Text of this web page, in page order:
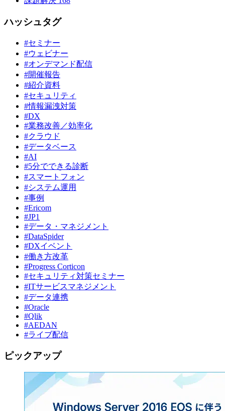
ハッシュタグ
#セミナー
#ウェビナー
#オンデマンド配信
#開催報告
#紹介資料
#セキュリティ
#情報漏洩対策
#DX
#業務改善／効率化
#クラウド
#データベース
#AI
#5分でできる診断
#スマートフォン
#システム運用
#事例
#Ericom
#JP1
#データ・マネジメント
#DataSpider
#DXイベント
#働き方改革
#Progress Corticon
#セキュリティ対策セミナー
#ITサービスマネジメント
#データ連携
#Oracle
#Qlik
#AEDAN
#ライブ配信
ピックアップ